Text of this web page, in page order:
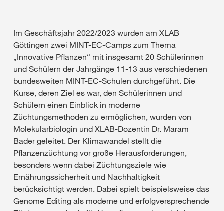
Im Geschäftsjahr 2022/2023 wurden am XLAB
Göttingen zwei MINT-EC-Camps zum Thema
„Innovative Pflanzen“ mit insgesamt 20 Schülerinnen
und Schülern der Jahrgänge 11-13 aus verschiedenen
bundesweiten MINT-EC-Schulen durchgeführt. Die
Kurse, deren Ziel es war, den Schülerinnen und
Schülern einen Einblick in moderne
Züchtungsmethoden zu ermöglichen, wurden von
Molekularbiologin und XLAB-Dozentin Dr. Maram
Bader geleitet. Der Klimawandel stellt die
Pflanzenzüchtung vor große Herausforderungen,
besonders wenn dabei Züchtungsziele wie
Ernährungssicherheit und Nachhaltigkeit
berücksichtigt werden. Dabei spielt beispielsweise das
Genome Editing als moderne und erfolgversprechende